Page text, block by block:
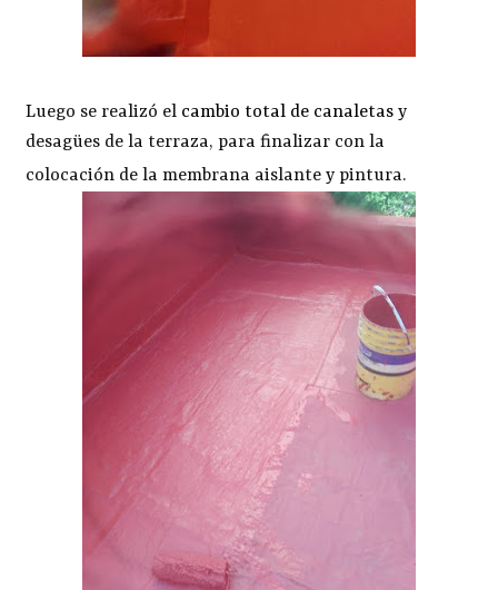
Luego se realizó el cambio total de canaletas y
desagües de la terraza, para finalizar con la
colocación de la membrana aislante y pintura.